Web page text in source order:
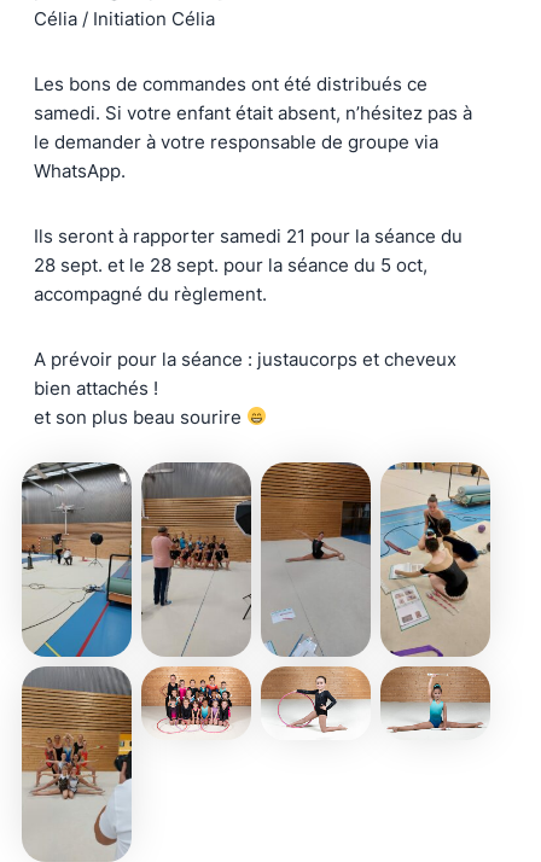
Célia / Initiation Célia
Les bons de commandes ont été distribués ce
samedi. Si votre enfant était absent, n’hésitez pas à
le demander à votre responsable de groupe via
WhatsApp.
Ils seront à rapporter samedi 21 pour la séance du
28 sept. et le 28 sept. pour la séance du 5 oct,
accompagné du règlement.
A prévoir pour la séance : justaucorps et cheveux
bien attachés !
et son plus beau sourire
Aucune
légende
Aucune
légende
Aucune
Aucune
légende
Aucune
légende
Aucune
légende
Aucune
légende
Aucune
légende